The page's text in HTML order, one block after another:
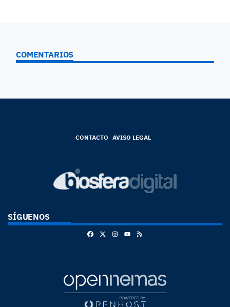
COMENTARIOS
CONTACTO AVISO LEGAL
SÍGUENOS
FacebookInstagram